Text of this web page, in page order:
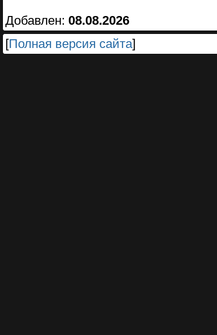
Добавлен: 08.08.2026
[Полная версия сайта]